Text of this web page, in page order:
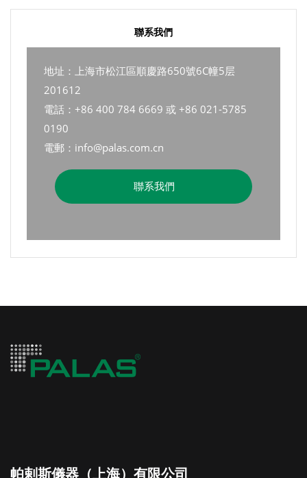
聯系我們
地址：上海市松江區順慶路650號6C幢5层
201612
電話：+86 400 784 6669 或 +86 021-5785
0190
電郵：info@palas.com.cn
聯系我們
帕剌斯儀器（上海）有限公司